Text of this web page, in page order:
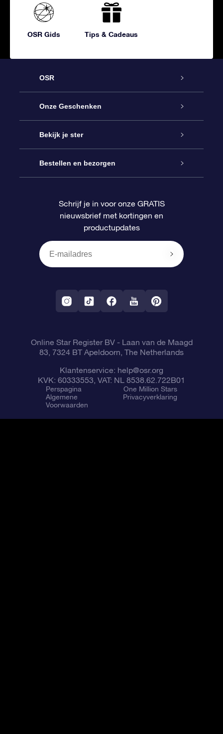
OSR Gids Tips & Cadeaus
OSR
Service
Contact
Blog
OSR Recensies
Onze Geschenken
Online Star Gift
OSR Cadeaupakket
OSR Cadeaukaart
Relatiegeschenken
Bekijk je ster
Sterrenregister
Gepersonaliseerde sterrenpagina
One Million Stars
Fly me to the Stars App
Bestellen en bezorgen
Betalingsinformatie
Verzendinformatie
Constellaties
Schrijf je in voor onze GRATIS
nieuwsbrief met kortingen en
productupdates
Online Star Register BV- Laan van de Maagd
83, 7324 BT Apeldoorn, The Netherlands
Klantenservice: help@osr.org
KVK: 60333553, VAT: NL 8538.62.722B01
Perspagina
One Million Stars
Algemene
Voorwaarden
Privacyverklaring